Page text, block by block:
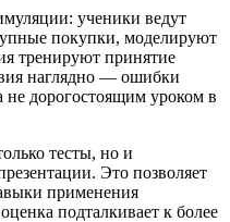
ученики ведут
покупки, моделируют
тренируют принятие
наглядно — ошибки
не дорогостоящим уроком в
тесты, но и
Это позволяет
применения
подталкивает к более